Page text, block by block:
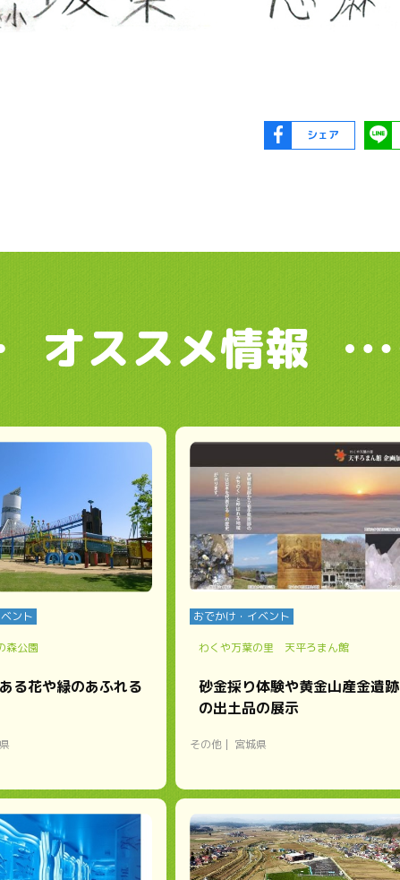
シェア
オススメ情報
ント
森公園
る花や緑のあふれる
おでかけ・イベント
わくや万葉の里 天平ろまん館
砂金採り体験や黄金山産金遺跡
の出土品の展示
その他 宮城県